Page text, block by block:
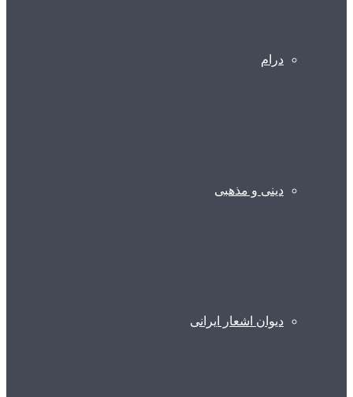
درام
دینی و مذهبی
دیوان اشعار ایرانی